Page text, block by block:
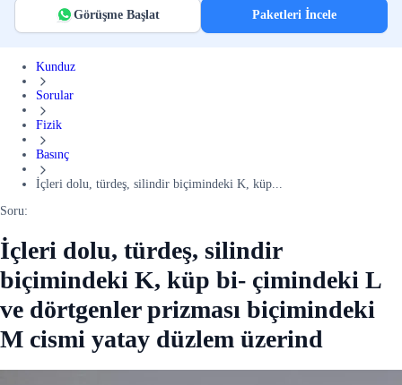
Görüşme Başlat Paketleri İncele
Kunduz
Sorular
Fizik
Basınç
İçleri dolu, türdeş, silindir biçimindeki K, küp...
Soru:
İçleri dolu, türdeş, silindir
biçimindeki K, küp bi- çimindeki L
ve dörtgenler prizması biçimindeki
M cismi yatay düzlem üzerind